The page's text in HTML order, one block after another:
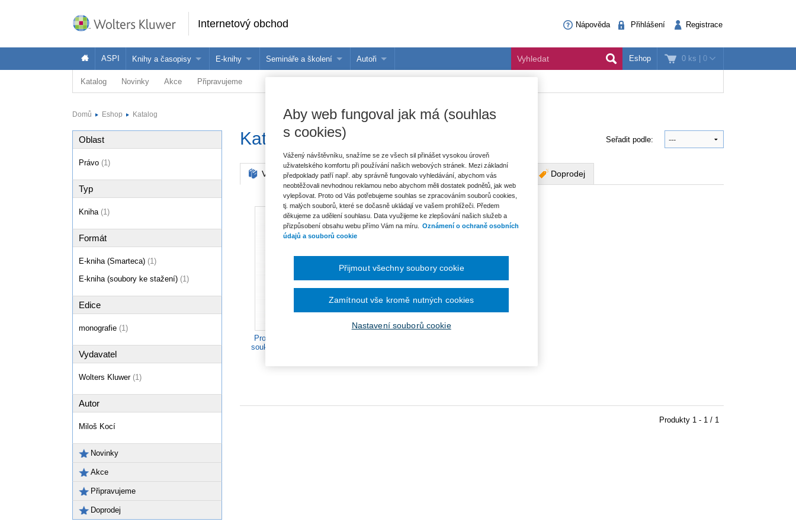
Internetový obchod Nápověda Přihlášení Registrace
0 ks | 0
ASPI Knihy a časopisy
Knihy
E-knihy
Jak na naše e-knihy?
Semináře a školení Autoři Eshop
Katalog Novinky Akce Připravujeme
Domů Eshop Katalog
Katalog Seřadit podle:
Všechny produkty Akce Novinky Připravujeme Doprodej
Programy shovívavosti a
soukromoprávní vymáhání
Produkty 1 - 1 / 1
Oblast
Právo (1)
Typ
Kniha (1)
Formát
E-kniha (Smarteca) (1)
E-kniha (soubory ke stažení) (1)
Edice
monografie (1)
Vydavatel
Wolters Kluwer (1)
Autor
Miloš Kocí
Novinky
Akce
Připravujeme
Doprodej
Aby web fungoval jak má (souhlas
s cookies)
Vážený návštěvníku, snažíme se ze všech sil přinášet vysokou úroveň
uživatelského komfortu při používání našich webových stránek. Mezi základní
předpoklady patří např. aby správně fungovalo vyhledávání, abychom vás
neobtěžovali nevhodnou reklamou nebo abychom měli dostatek podnětů, jak web
vylepšovat. Proto od Vás potřebujeme souhlas se zpracováním souborů cookies,
tj. malých souborů, které se dočasně ukládají ve vašem prohlížeči. Předem
děkujeme za udělení souhlasu. Data využijeme ke zlepšování našich služeb a
přizpůsobení obsahu webu přímo Vám na míru.
Oznámení o ochraně osobních
údajů a souborů cookie
Nastavení souborů cookie
Zamítnout vše kromě nutných cookies
Přijmout všechny soubory cookie